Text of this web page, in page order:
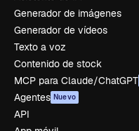
Generador de imágenes
Generador de vídeos
Texto a voz
Contenido de stock
MCP para Claude/ChatGPT
Agentes Nuevo
API